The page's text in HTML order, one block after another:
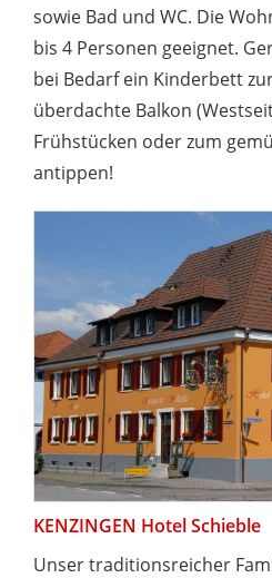
sowie Bad und WC. Die
bis 4 Personen geeignet.
bei Bedarf ein Kinderbett
überdachte Balkon
Frühstücken oder zum
antippen!
KENZINGEN Hotel Schieble
Unser traditionsreicher